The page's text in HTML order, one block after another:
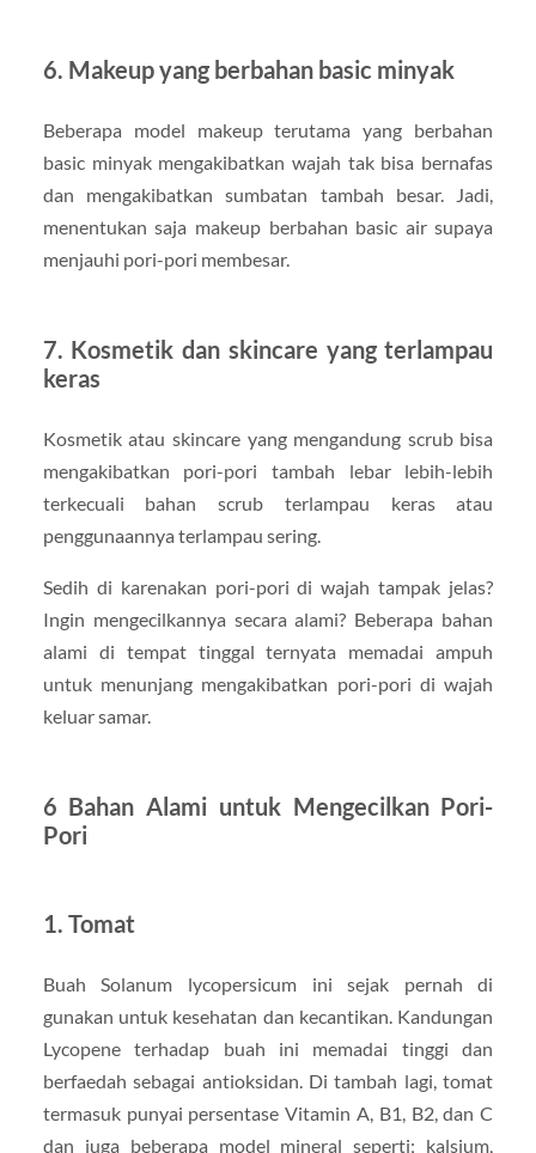
6. Makeup yang berbahan basic minyak
Beberapa model makeup terutama yang berbahan
basic minyak mengakibatkan wajah tak bisa bernafas
dan mengakibatkan sumbatan tambah besar. Jadi,
menentukan saja makeup berbahan basic air supaya
menjauhi pori-pori membesar.
7. Kosmetik dan skincare yang terlampau
keras
Kosmetik atau skincare yang mengandung scrub bisa
mengakibatkan pori-pori tambah lebar lebih-lebih
terkecuali bahan scrub terlampau keras atau
penggunaannya terlampau sering.
Sedih di karenakan pori-pori di wajah tampak jelas?
Ingin mengecilkannya secara alami? Beberapa bahan
alami di tempat tinggal ternyata memadai ampuh
untuk menunjang mengakibatkan pori-pori di wajah
keluar samar.
6 Bahan Alami untuk Mengecilkan Pori-
Pori
1. Tomat
Buah Solanum lycopersicum ini sejak pernah di
gunakan untuk kesehatan dan kecantikan. Kandungan
Lycopene terhadap buah ini memadai tinggi dan
berfaedah sebagai antioksidan. Di tambah lagi, tomat
termasuk punyai persentase Vitamin A, B1, B2, dan C
dan juga beberapa model mineral seperti; kalsium,